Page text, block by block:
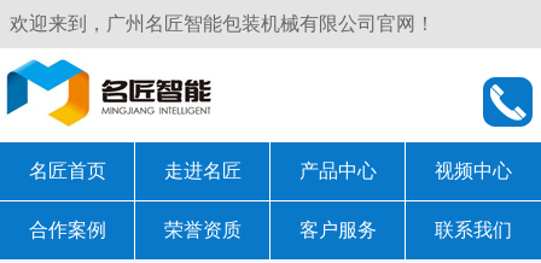
欢迎来到，广州名匠智能包装机械有限公司官网！
名匠首页 走进名匠 产品中心 视频中心
合作案例 荣誉资质 客户服务 联系我们